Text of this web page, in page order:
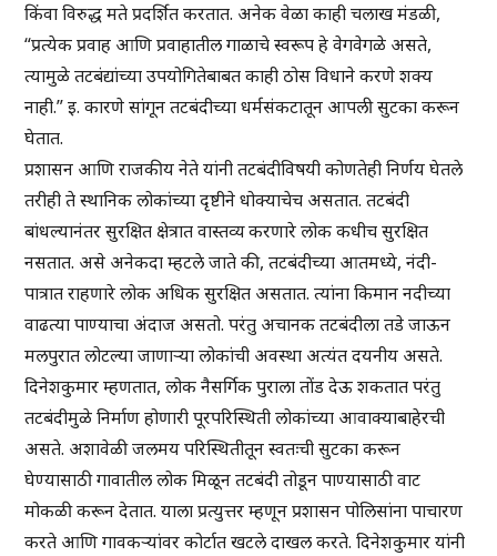
किंवा विरुद्ध मते प्रदर्शित करतात. अनेक वेळा काही चलाख मंडळी,
“प्रत्येक प्रवाह आणि प्रवाहातील गाळाचे स्वरूप हे वेगवेगळे असते,
त्यामुळे तटबंद्यांच्या उपयोगितेबाबत काही ठोस विधाने करणे शक्य
नाही.” इ. कारणे सांगून तटबंदीच्या धर्मसंकटातून आपली सुटका करून
घेतात.
प्रशासन आणि राजकीय नेते यांनी तटबंदीविषयी कोणतेही निर्णय घेतले
तरीही ते स्थानिक लोकांच्या दृष्टीने धोक्याचेच असतात. तटबंदी
बांधल्यानंतर सुरक्षित क्षेत्रात वास्तव्य करणारे लोक कधीच सुरक्षित
नसतात. असे अनेकदा म्हटले जाते की, तटबंदीच्या आतमध्ये, नंदी-
पात्रात राहणारे लोक अधिक सुरक्षित असतात. त्यांना किमान नदीच्या
वाढत्या पाण्याचा अंदाज असतो. परंतु अचानक तटबंदीला तडे जाऊन
मलपुरात लोटल्या जाणाऱ्या लोकांची अवस्था अत्यंत दयनीय असते.
दिनेशकुमार म्हणतात, लोक नैसर्गिक पुराला तोंड देऊ शकतात परंतु
तटबंदीमुळे निर्माण होणारी पूरपरिस्थिती लोकांच्या आवाक्याबाहेरची
असते. अशावेळी जलमय परिस्थितीतून स्वतःची सुटका करून
घेण्यासाठी गावातील लोक मिळून तटबंदी तोडून पाण्यासाठी वाट
मोकळी करून देतात. याला प्रत्युत्तर म्हणून प्रशासन पोलिसांना पाचारण
करते आणि गावकऱ्यांवर कोर्टात खटले दाखल करते. दिनेशकुमार यांनी